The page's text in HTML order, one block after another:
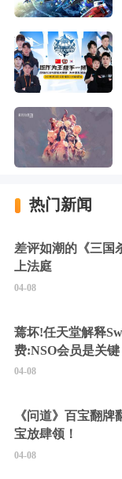
热门新闻
差评如潮的《三国
上法庭
04-08
蔫坏!任天堂解释
费:NSO会员是关键
04-08
《问道》百宝翻
宝放肆领！
04-08